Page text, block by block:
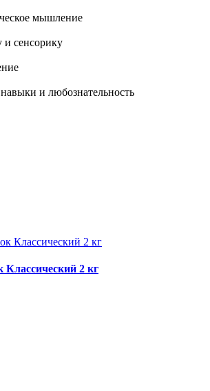
мышление
и сенсорику
и любознательность
Классический 2 кг